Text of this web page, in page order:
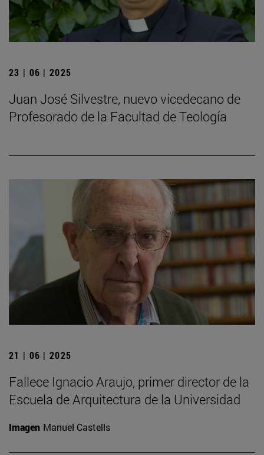
23 | 06 | 2025
Juan José Silvestre, nuevo vicedecano de
Profesorado de la Facultad de Teología
21 | 06 | 2025
Fallece Ignacio Araujo, primer director de la
Escuela de Arquitectura de la Universidad
Imagen Manuel Castells